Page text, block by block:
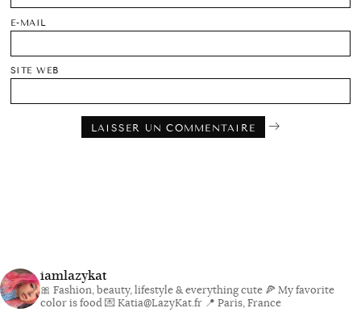
E-MAIL
SITE WEB
iamlazykat
🎀 Fashion, beauty, lifestyle & everything cute 🍕 My favorite
color is food💌 Katia@LazyKat.fr 📍 Paris, France